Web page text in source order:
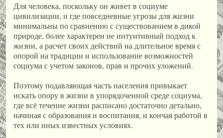
Для человека, поскольку он живет в социуме
цивилизации, и где повседневные угрозы для жизни
минимальны по сравнению с существованием в дикой
природе, более характерен не интуитивный подход к
жизни, а расчет своих действий на длительное время с
опорой на традиции и использование возможностей
социума с учетом законов, прав и прочих уложений.
Поэтому подавляющая часть населения привыкает
искать опору в жизни в упорядоченной среде социума,
где всё течение жизни расписано достаточно детально,
начиная с образования и воспитания, и кончая работой в
тех или иных известных условиях.